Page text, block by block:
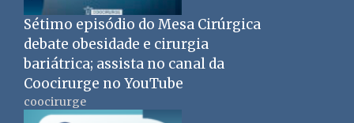
Sétimo episódio do Mesa Cirúrgica
debate obesidade e cirurgia
bariátrica; assista no canal da
Coocirurge no YouTube
coocirurge